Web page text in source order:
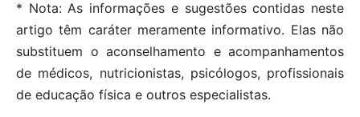
* Nota: As informações e sugestões contidas neste
artigo têm caráter meramente informativo. Elas não
substituem o aconselhamento e acompanhamentos
de médicos, nutricionistas, psicólogos, profissionais
de educação física e outros especialistas.